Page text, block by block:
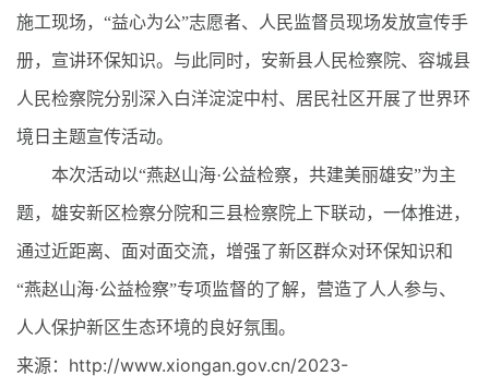
施工现场，“益心为公”志愿者、人民监督员现场发放宣传手
册，宣讲环保知识。与此同时，安新县人民检察院、容城县
人民检察院分别深入白洋淀淀中村、居民社区开展了世界环
境日主题宣传活动。
本次活动以“燕赵山海·公益检察，共建美丽雄安”为主
题，雄安新区检察分院和三县检察院上下联动，一体推进，
通过近距离、面对面交流，增强了新区群众对环保知识和
“燕赵山海·公益检察”专项监督的了解，营造了人人参与、
人人保护新区生态环境的良好氛围。
来源：http://www.xiongan.gov.cn/2023-